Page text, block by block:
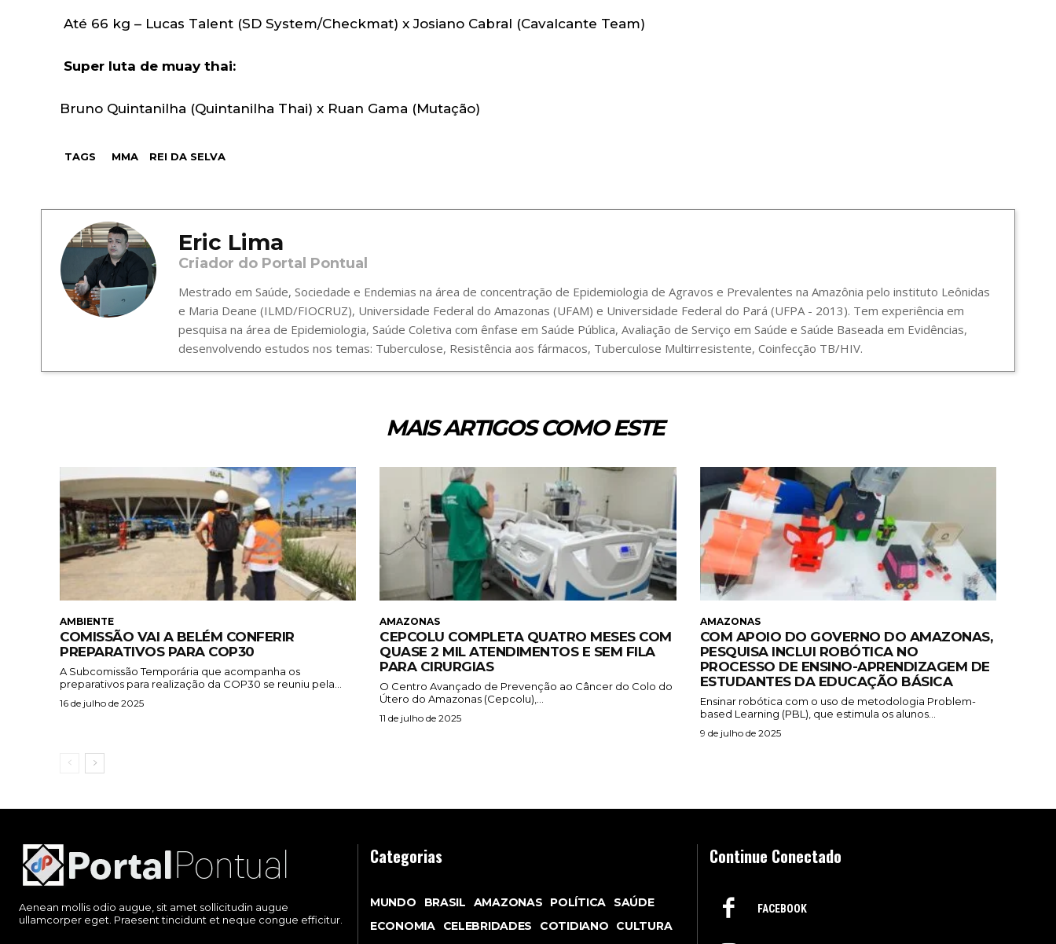
Até 66 kg – Lucas Talent (SD System/Checkmat) x Josiano Cabral (Cavalcante Team)
Super luta de muay thai:
Bruno Quintanilha (Quintanilha Thai) x Ruan Gama (Mutação)
TAGS MMA REI DA SELVA
Eric Lima
Criador do Portal Pontual
Mestrado em Saúde, Sociedade e Endemias na área de concentração de Epidemiologia de Agravos e Prevalentes na Amazônia pelo instituto Leônidas
e Maria Deane (ILMD/FIOCRUZ), Universidade Federal do Amazonas (UFAM) e Universidade Federal do Pará (UFPA - 2013). Tem experiência em
pesquisa na área de Epidemiologia, Saúde Coletiva com ênfase em Saúde Pública, Avaliação de Serviço em Saúde e Saúde Baseada em Evidências,
desenvolvendo estudos nos temas: Tuberculose, Resistência aos fármacos, Tuberculose Multirresistente, Coinfecção TB/HIV.
MAIS ARTIGOS COMO ESTE
AMBIENTE
COMISSÃO VAI A BELÉM CONFERIR
PREPARATIVOS PARA COP30
A Subcomissão Temporária que acompanha os
preparativos para realização da COP30 se reuniu pela...
16 de julho de 2025
AMAZONAS
CEPCOLU COMPLETA QUATRO MESES COM
QUASE 2 MIL ATENDIMENTOS E SEM FILA
PARA CIRURGIAS
O Centro Avançado de Prevenção ao Câncer do Colo do
Útero do Amazonas (Cepcolu),...
11 de julho de 2025
AMAZONAS
COM APOIO DO GOVERNO DO AMAZONAS,
PESQUISA INCLUI ROBÓTICA NO
PROCESSO DE ENSINO-APRENDIZAGEM DE
ESTUDANTES DA EDUCAÇÃO BÁSICA
Ensinar robótica com o uso de metodologia Problem-
based Learning (PBL), que estimula os alunos...
9 de julho de 2025
Aenean mollis odio augue, sit amet sollicitudin augue
ullamcorper eget. Praesent tincidunt et neque congue efficitur.
Categorias
MUNDO BRASIL AMAZONAS POLÍTICA
SAÚDE
ECONOMIA
CELEBRIDADES COTIDIANO
CULTURA
Continue Conectado
FACEBOOK